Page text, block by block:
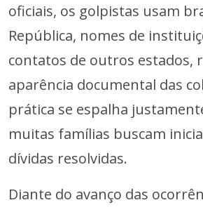
oficiais, os golpistas usam
República, nomes de
contatos de outros estados,
aparência documental das
prática se espalha
muitas famílias buscam
dívidas resolvidas.
Diante do avanço das